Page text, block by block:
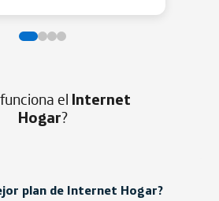
el Internet
Hogar?
plan de Internet Hogar?